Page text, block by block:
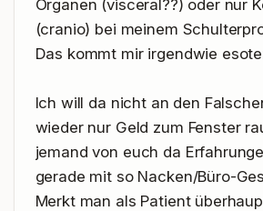
Organen (visceral??) oder nur
(cranio) bei meinem
Das kommt mir irgendwie
Ich will da nicht an den
wieder nur Geld zum Fenster
jemand von euch da
gerade mit so Nacken/Büro-
Merkt man als Patient